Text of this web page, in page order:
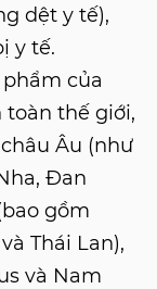
dệt y tế),
y tế.
của
toàn thế giới,
Âu (như
Đan
gồm
Thái Lan),
và Nam